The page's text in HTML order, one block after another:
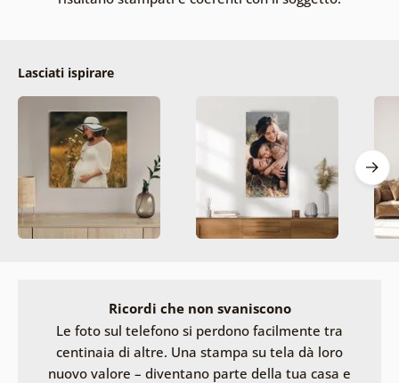
Lasciati ispirare
Ricordi che non svaniscono
Le foto sul telefono si perdono facilmente tra
centinaia di altre. Una stampa su tela dà loro
nuovo valore – diventano parte della tua casa e